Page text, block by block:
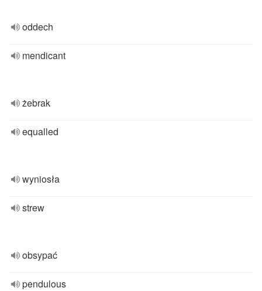
oddech
mendicant
żebrak
equalled
wyniosła
strew
obsypać
pendulous